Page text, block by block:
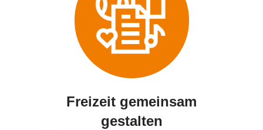
Freizeit gemeinsam
gestalten